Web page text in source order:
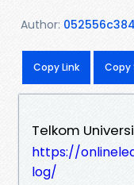
Author: 052556c384
Copy Link Copy
Telkom
https://
log/